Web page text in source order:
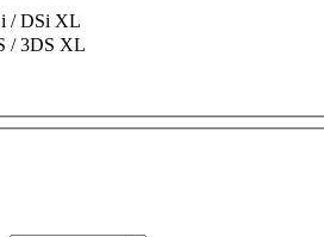
/ DSi XL
/ 3DS XL